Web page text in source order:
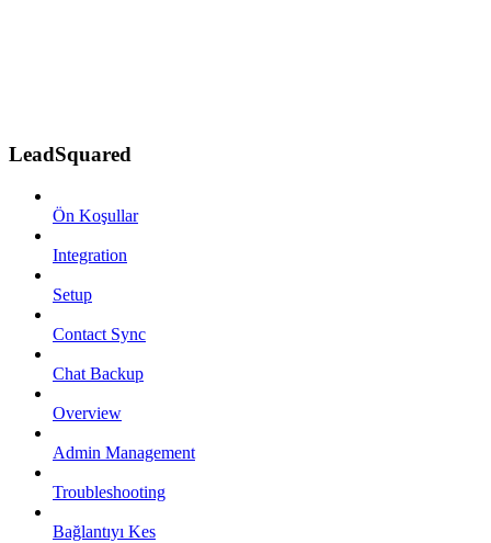
LeadSquared
Ön Koşullar
Integration
Setup
Contact Sync
Chat Backup
Overview
Admin Management
Troubleshooting
Bağlantıyı Kes